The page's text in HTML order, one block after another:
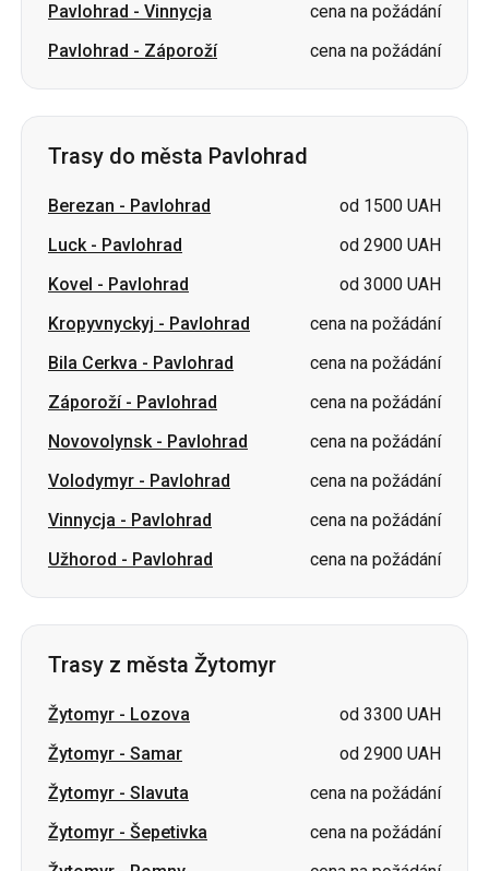
Pavlohrad - Vinnycja
cena na požádání
Pavlohrad - Záporoží cena na požádání
Trasy do města Pavlohrad
Berezan - Pavlohrad
od 1500 UAH
Luck- Pavlohrad
od 2900 UAH
Kovel - Pavlohrad
od 3000 UAH
Kropyvnyckyj - Pavlohrad
cena na požádání
Bila Cerkva - Pavlohrad
cena na požádání
Záporoží- Pavlohrad
cena na požádání
Novovolynsk- Pavlohrad
cena na požádání
Volodymyr - Pavlohrad
cena na požádání
Vinnycja - Pavlohrad
cena na požádání
Užhorod - Pavlohrad cena na požádání
Trasy z města Žytomyr
Žytomyr - Lozova
od 3300 UAH
Žytomyr - Samar
od 2900 UAH
Žytomyr - Slavuta
cena na požádání
Žytomyr - Šepetivka
cena na požádání